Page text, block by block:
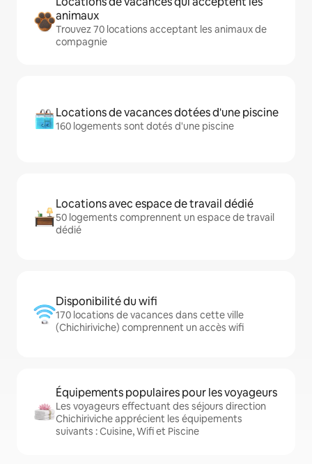
animaux
Trouvez 70 locations acceptant les animaux de
compagnie
Locations de vacances dotées d'une piscine
160 logements sont dotés d'une piscine
Locations avec espace de travail dédié
50 logements comprennent un espace de travail
dédié
Disponibilité du wifi
170 locations de vacances dans cette ville
(Chichiriviche) comprennent un accès wifi
Équipements populaires pour les voyageurs
Les voyageurs effectuant des séjours direction
Chichiriviche apprécient les équipements
suivants : Cuisine, Wifi et Piscine